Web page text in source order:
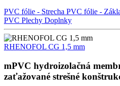
PVC fólie - Strecha PVC fólie -
PVC Plechy Doplnky
RHENOFOL CG 1,5 mm
mPVC hydroizolačná
zaťažované strešné